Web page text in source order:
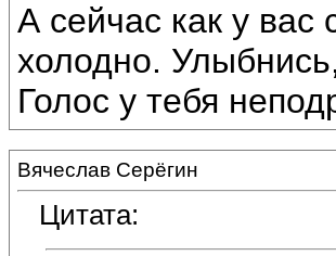
А сейчас как у вас
холодно.
Голос у тебя
Вячеслав Серёгин
Цитата: